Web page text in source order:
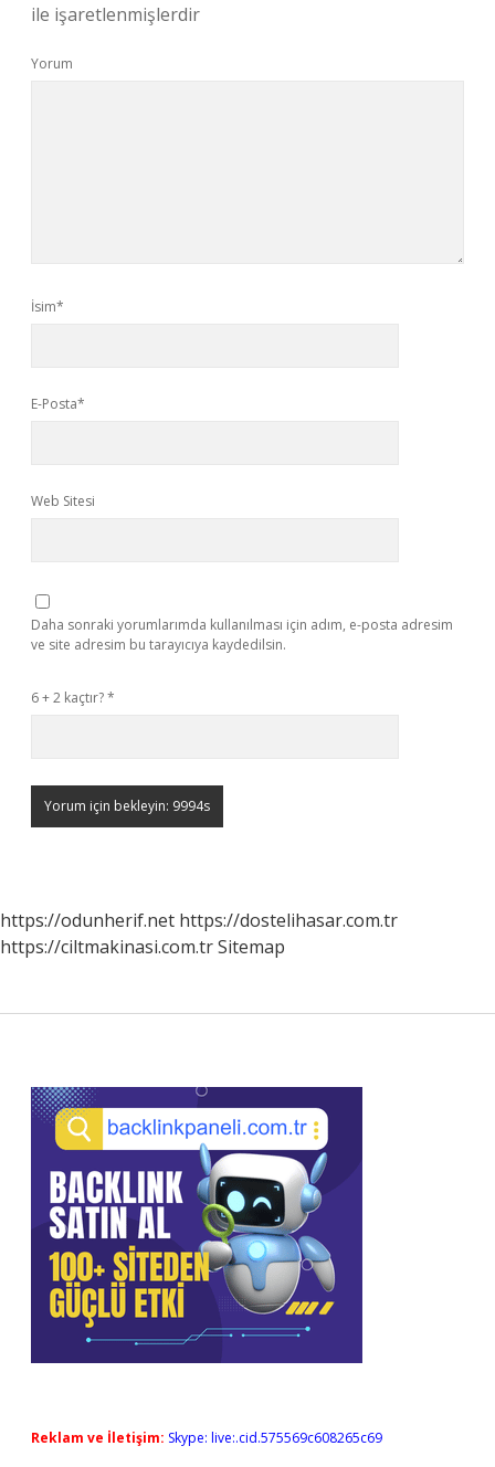
ile işaretlenmişlerdir
Yorum
İsim*
E-Posta*
Web Sitesi
Daha sonraki yorumlarımda kullanılması için adım, e-posta adresim
ve site adresim bu tarayıcıya kaydedilsin.
6 + 2 kaçtır?*
https://odunherif.net https://dostelihasar.com.tr
https://ciltmakinasi.com.trSitemap
Sidebar
Reklam ve İletişim: Skype: live:.cid.575569c608265c69